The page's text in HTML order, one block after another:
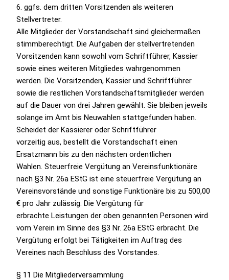
6. ggfs. dem dritten Vorsitzenden als weiteren
Stellvertreter.
Alle Mitglieder der Vorstandschaft sind gleichermaßen
stimmberechtigt. Die Aufgaben der stellvertretenden
Vorsitzenden kann sowohl vom Schriftführer, Kassier
sowie eines weiteren Mitgliedes wahrgenommen
werden. Die Vorsitzenden, Kassier und Schriftführer
sowie die restlichen Vorstandschaftsmitglieder werden
auf die Dauer von drei Jahren gewählt. Sie bleiben jeweils
solange im Amt bis Neuwahlen stattgefunden haben.
Scheidet der Kassierer oder Schriftführer
vorzeitig aus, bestellt die Vorstandschaft einen
Ersatzmann bis zu den nächsten ordentlichen
Wahlen. Steuerfreie Vergütung an Vereinsfunktionäre
nach §3 Nr. 26a EStG ist eine steuerfreie Vergütung an
Vereinsvorstände und sonstige Funktionäre bis zu 500,00
€ pro Jahr zulässig. Die Vergütung für
erbrachte Leistungen der oben genannten Personen wird
vom Verein im Sinne des §3 Nr. 26a EStG erbracht. Die
Vergütung erfolgt bei Tätigkeiten im Auftrag des
Vereines nach Beschluss des Vorstandes.
§ 11 Die Mitgliederversammlung